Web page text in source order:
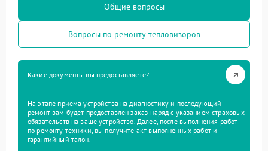
Общие вопросы
Вопросы по ремонту тепловизоров
Какие документы вы предоставляете?
На этапе приема устройства на диагностику и последующий
ремонт вам будет предоставлен заказ-наряд с указанием страховых
обязательств на ваше устройство. Далее, после выполнения работ
по ремонту техники, вы получите акт выполненных работ и
гарантийный талон.